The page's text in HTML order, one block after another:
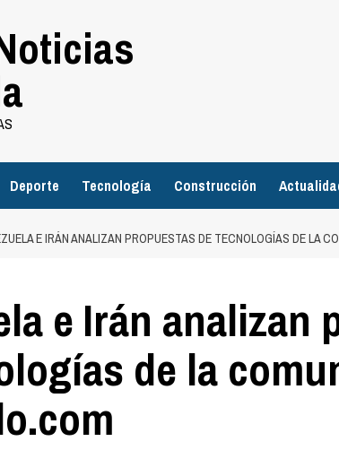
Deporte Tecnología Construcción
E IRÁN ANALIZAN PROPUESTAS DE TECNOLOGÍAS DE LA
e Irán analizan
de la